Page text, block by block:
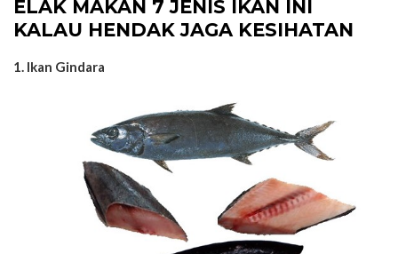
ELAK MAKAN 7 JENIS IKAN INI
KALAU HENDAK JAGA KESIHATAN
1. Ikan Gindara